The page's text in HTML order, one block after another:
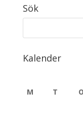
Sök
Kalender
M T O